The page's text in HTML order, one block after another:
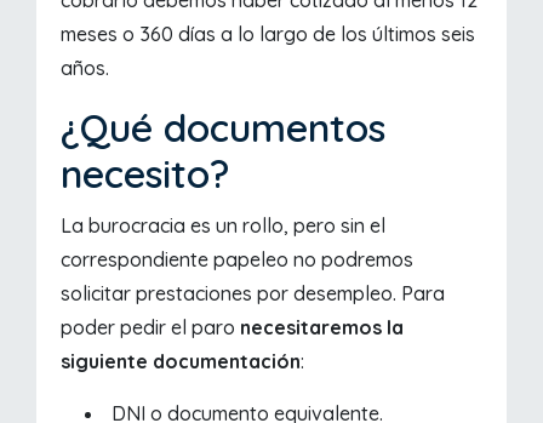
meses o 360 días a lo largo de los últimos seis
años.
¿Qué documentos
necesito?
La burocracia es un rollo, pero sin el
correspondiente papeleo no podremos
solicitar prestaciones por desempleo. Para
poder pedir el paro necesitaremos la
siguiente documentación:
DNI o documento equivalente.